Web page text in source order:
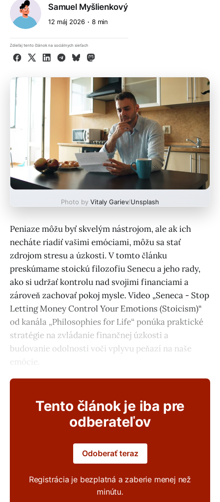
Samuel Myšlienkový
12 máj 2026 8 min
Zdieľaj tento článok na sociálnych sieťach
Facebook
X LinkedInTelegram
BlueskyMastodon
Photo by Vitaly Gariev/Unsplash
Peniaze môžu byť skvelým nástrojom, ale ak ich
necháte riadiť vašimi emóciami, môžu sa stať
zdrojom stresu a úzkosti. V tomto článku
preskúmame stoickú filozofiu Senecu a jeho rady,
ako si udržať kontrolu nad svojimi financiami a
zároveň zachovať pokoj mysle. Video „Seneca - Stop
Letting Money Control Your Emotions (Stoicism)“
od kanála „Philosophies for Life“ ponúka praktické
stratégie na zvládanie finančnej úzkosti a
budovanie odolnosti voči vplyvu peňazí na naše
emócie.
Tento článok je iba pre
odberateľov
Odoberať teraz
Registrácia je bezplatná a zaberie menej než
minútu.